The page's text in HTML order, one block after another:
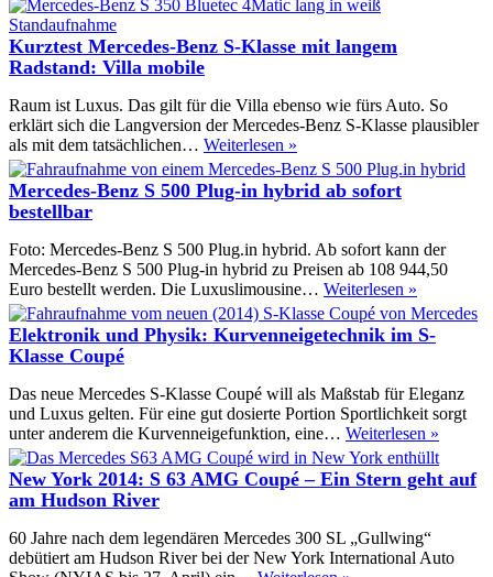
Kurztest Mercedes-Benz S-Klasse mit langem
Radstand: Villa mobile
Raum ist Luxus. Das gilt für die Villa ebenso wie fürs Auto. So
erklärt sich die Langversion der Mercedes-Benz S-Klasse plausibler
als mit dem tatsächlichen… Weiterlesen »
Mercedes-
Benz
S-
mit
langem
Radstand:
Villa
mobile
Mercedes-Benz S 500 Plug-in hybrid ab sofort
bestellbar
Foto: Mercedes-Benz S 500 Plug.in hybrid. Ab sofort kann der
Mercedes-Benz S 500 Plug-in hybrid zu Preisen ab 108 944,50
Euro bestellt werden. Die Luxuslimousine… Weiterlesen »
Benz
S
500
in
hybrid
ab
sofort
bestellbar
Elektronik und Physik: Kurvenneigetechnik im S-
Klasse Coupé
Das neue Mercedes S-Klasse Coupé will als Maßstab für Eleganz
und Luxus gelten. Für eine gut dosierte Portion Sportlichkeit sorgt
unter anderem die Kurvenneigefunktion, eine… Weiterlesen »
und
Physik:
Klasse
New York 2014: S 63 AMG Coupé – Ein Stern geht auf
am Hudson River
60 Jahre nach dem legendären Mercedes 300 SL „Gullwing“
debütiert am Hudson River bei der New York International Auto